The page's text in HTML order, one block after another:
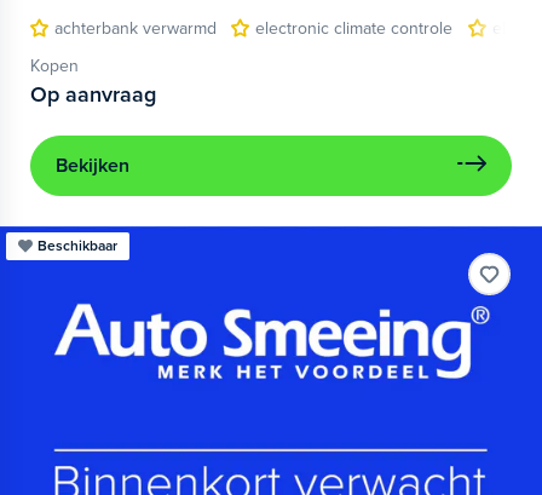
achterbank verwarmd
electronic climate controle
Kopen
Op aanvraag
Bekijken
Beschikbaar